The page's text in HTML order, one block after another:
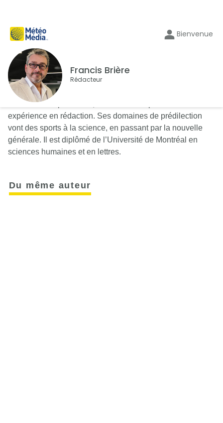
Bienvenue
Francis Brière
Rédacteur
Journaliste depuis 2001, Francis Brière possède une vaste
expérience en rédaction. Ses domaines de prédilection
vont des sports à la science, en passant par la nouvelle
générale. Il est diplômé de l’Université de Montréal en
sciences humaines et en lettres.
Du même auteur